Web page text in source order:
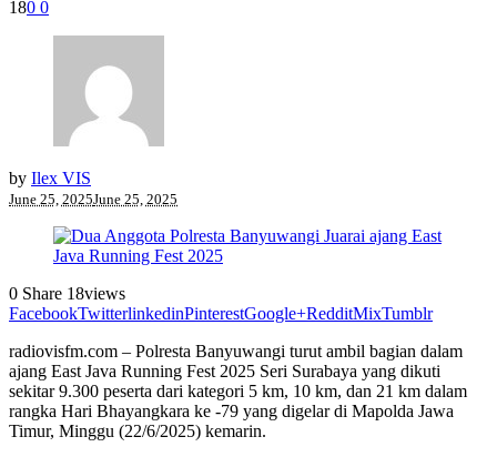
180 0
by Ilex VIS
June 25, 2025June 25, 2025
0 Share 18views
FacebookTwitterlinkedinPinterestGoogle+RedditMixTumblr
radiovisfm.com – Polresta Banyuwangi turut ambil bagian dalam
ajang East Java Running Fest 2025 Seri Surabaya yang dikuti
sekitar 9.300 peserta dari kategori 5 km, 10 km, dan 21 km dalam
rangka Hari Bhayangkara ke -79 yang digelar di Mapolda Jawa
Timur, Minggu (22/6/2025) kemarin.